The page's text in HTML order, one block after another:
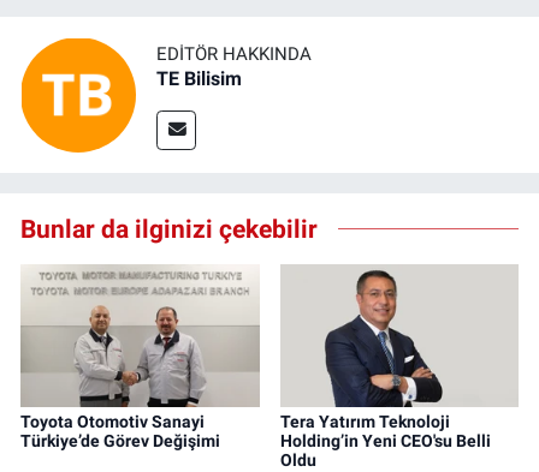
EDITÖR HAKKINDA
TE Bilisim
Bunlar da ilginizi çekebilir
Toyota Otomotiv Sanayi
Türkiye’de Görev Değişimi
Tera Yatırım Teknoloji
Holding’in Yeni CEO'su Belli
Oldu